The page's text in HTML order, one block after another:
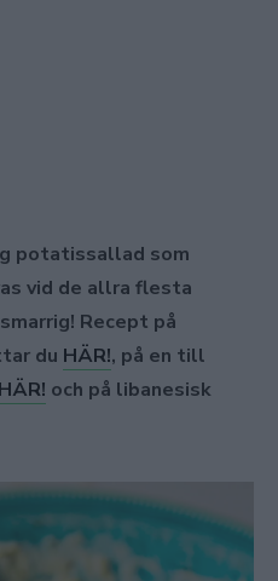
potatissallad som
vid de allra flesta
Recept på
du HÄR!, på en till
HÄR! och på libanesisk